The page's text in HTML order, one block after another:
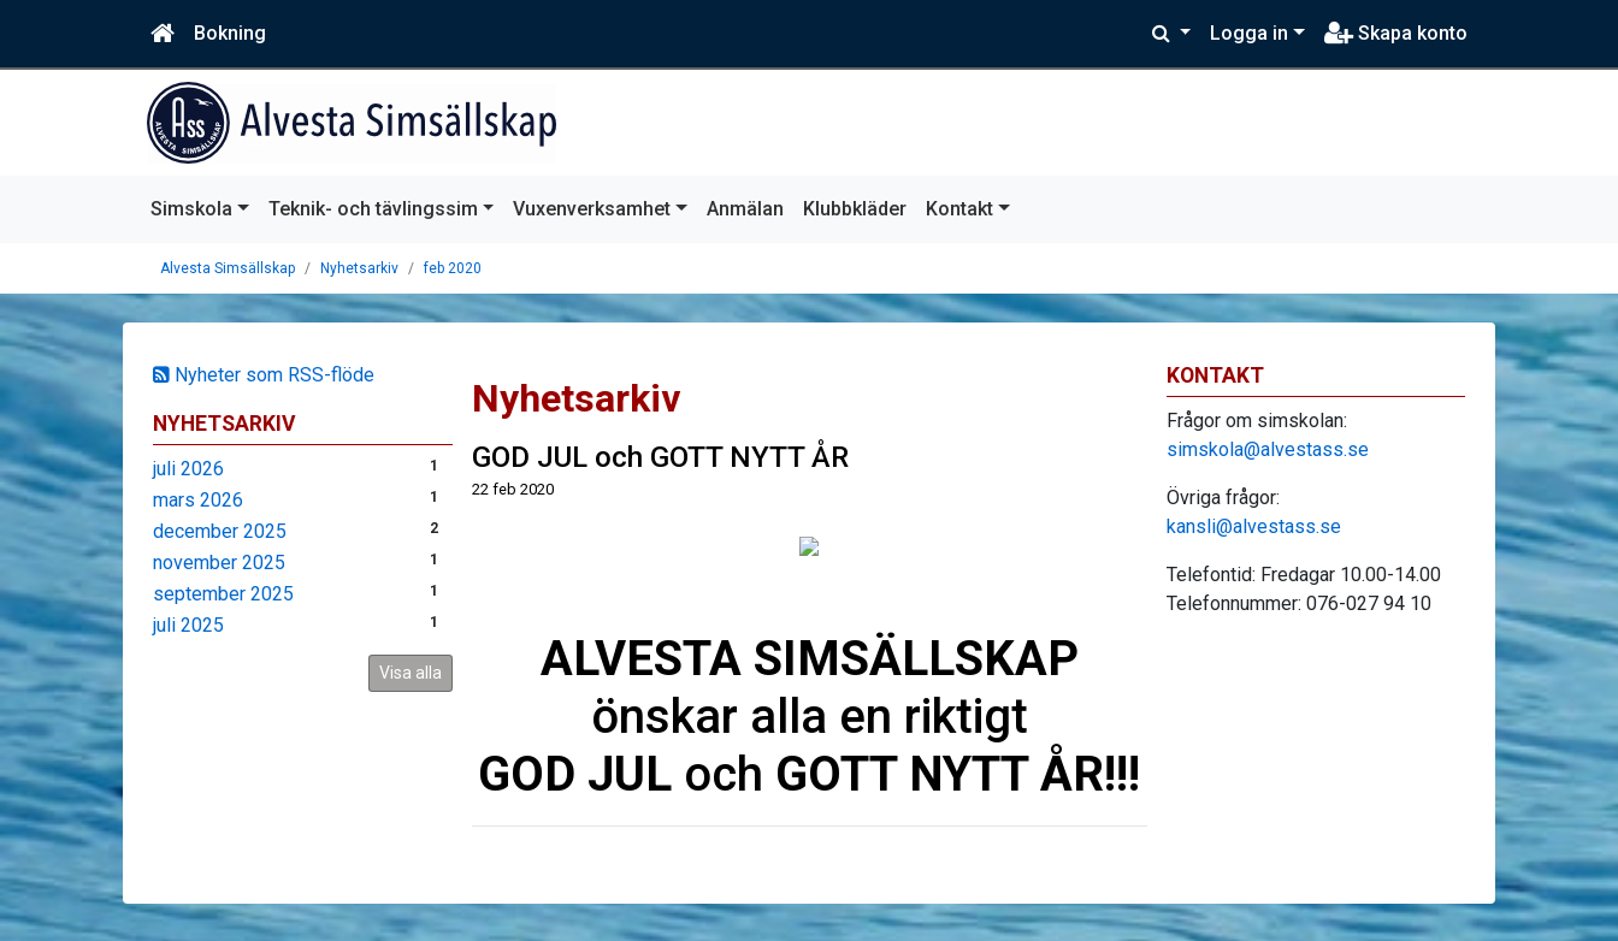
Bokning Logga in Skapa konto
Simskola Teknik- och tävlingssim Vuxenverksamhet Anmälan Klubbkläder Kontakt
Alvesta Simsällskap Nyhetsarkiv feb 2020
Nyheter som RSS-flöde
NYHETSARKIV
juli 2026 1
mars 2026 1
december 2025 2
november 2025 1
september 2025 1
juli 2025 1
Visa alla
Nyhetsarkiv
GOD JUL och GOTT NYTT ÅR
22 feb 2020
ALVESTA SIMSÄLLSKAP
önskar alla en riktigt
GOD JUL och GOTT NYTT ÅR!!!
KONTAKT
Frågor om simskolan:
simskola@alvestass.se
Övriga frågor:
kansli@alvestass.se
Telefontid: Fredagar 10.00-14.00
Telefonnummer: 076-027 94 10